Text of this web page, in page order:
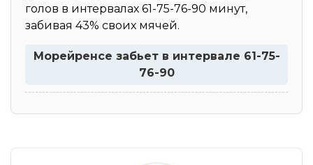
голов в интервалах 61-75-76-90 минут,
забивая 43% своих мячей.
Морейренсе забьет в интервале 61-75-
76-90